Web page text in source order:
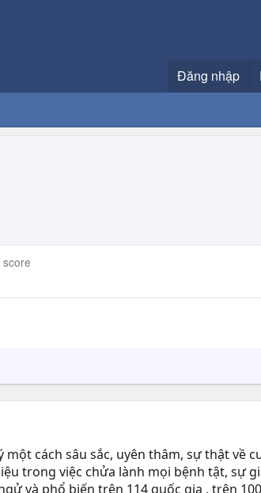
Đăng nhập
score
cách sâu sắc, uyên thâm, sự thật về
trong việc chửa lành mọi bệnh tật, sự
và phổ biến trên 114 quốc gia , trên